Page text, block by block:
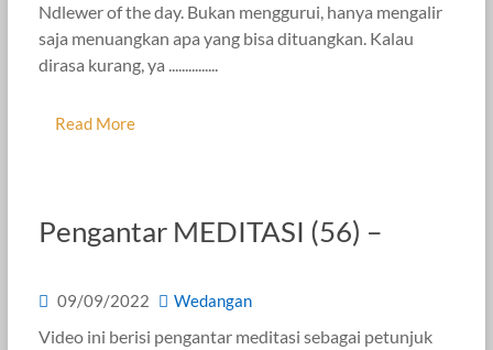
Ndlewer of the day. Bukan menggurui, hanya mengalir
saja menuangkan apa yang bisa dituangkan. Kalau
dirasa kurang, ya ...............
Read More
Pengantar MEDITASI (56) –
09/09/2022 Wedangan
Video ini berisi pengantar meditasi sebagai petunjuk